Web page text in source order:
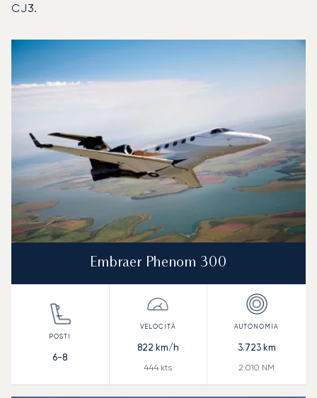
CJ3.
Foto dell'aeromobileModello di aeromobile
Posti
Velocità (km/h)
Velocità (nodi)
Autonomia (NM)
Embraer Phenom 300
6-8
822 km/h
444 kts
3.723km
2.010 NM